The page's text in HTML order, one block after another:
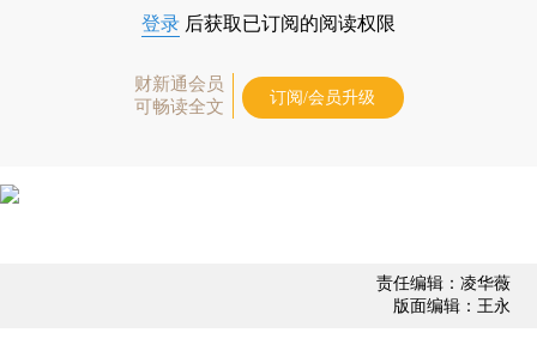
登录 后获取已订阅的阅读权限
财新通会员
可畅读全文
订阅/会员升级
责任编辑：凌华薇
版面编辑：王永